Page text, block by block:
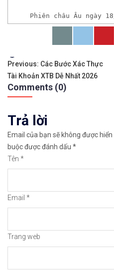
Phiên châu Âu ngày
𝘟𝘦𝘮 𝘤𝘩𝘪 𝘵𝘪ế𝘵:
✨🏆𝐗𝐨á 𝐛ỏ 𝐥𝐨 𝐥ắ𝐧𝐠 𝐤𝐡𝐢
✅𝘔ở 𝘵à𝘪 𝘬𝘩𝘰ả𝘯 𝘵𝘳ê𝘯
✅𝘔ở 𝘵à𝘪 𝘬𝘩𝘰ả𝘯 𝘵𝘳ê𝘯
Tags:
Điều
hướng
viết
Previous: Các Bước Xác Thực
Tài Khoản XTB Dễ Nhất 2026
Comments (0)
Trả lời
Email của bạn sẽ không được hiển
buộc được đánh dấu *
Tên *
Email *
Trang web